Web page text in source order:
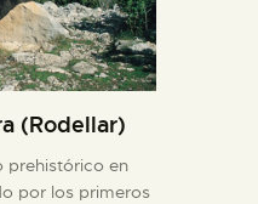
(Rodellar)
prehistórico en
por los primeros